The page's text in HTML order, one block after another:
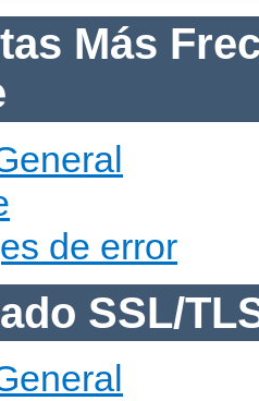
Más
de error
SSL/